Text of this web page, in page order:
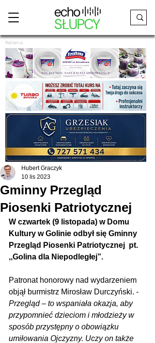
Reklama
Gminny Przegląd
Piosenki Patriotycznej
Hubert Graczyk
10 lis 2023
W czwartek (9 listopada) w Domu
Kultury w Golinie odbył się Gminny
Przegląd Piosenki Patriotycznej  pt.
,,Golina dla Niepodległej”.
Patronat honorowy nad wydarzeniem
objął burmistrz Mirosław Durczyński. -
Przegląd – to wspaniała okazja, aby
przypomnieć dzieciom i młodzieży w
sposób przystępny o obowiązku
umiłowania Ojczyzny. Uczy on także